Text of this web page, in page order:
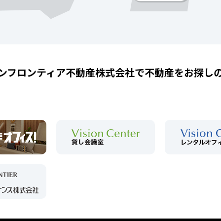
フロンティア不動産株式会社で不動産をお探し